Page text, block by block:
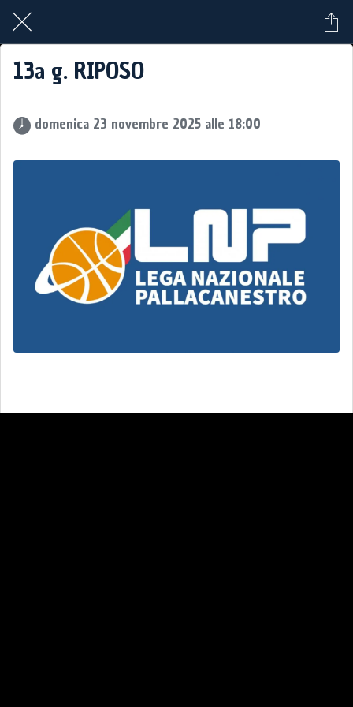
13a g. RIPOSO
domenica 23 novembre 2025 alle 18:00